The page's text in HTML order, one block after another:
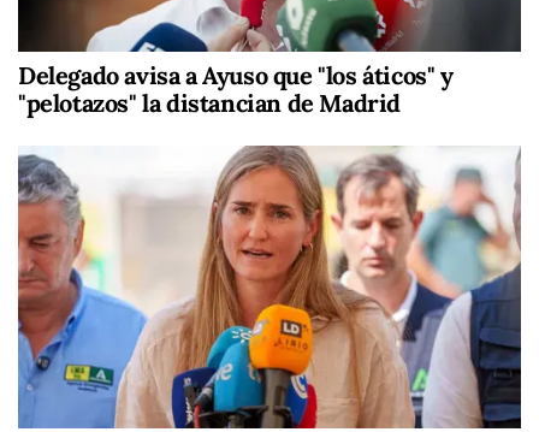
Delegado avisa a Ayuso que "los áticos" y
"pelotazos" la distancian de Madrid